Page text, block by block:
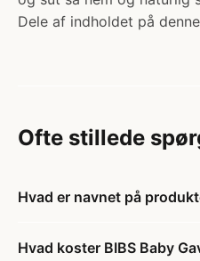
Dele af indholdet på
Ofte stillede
Hvad er navnet på
Hvad koster BIBS Baby